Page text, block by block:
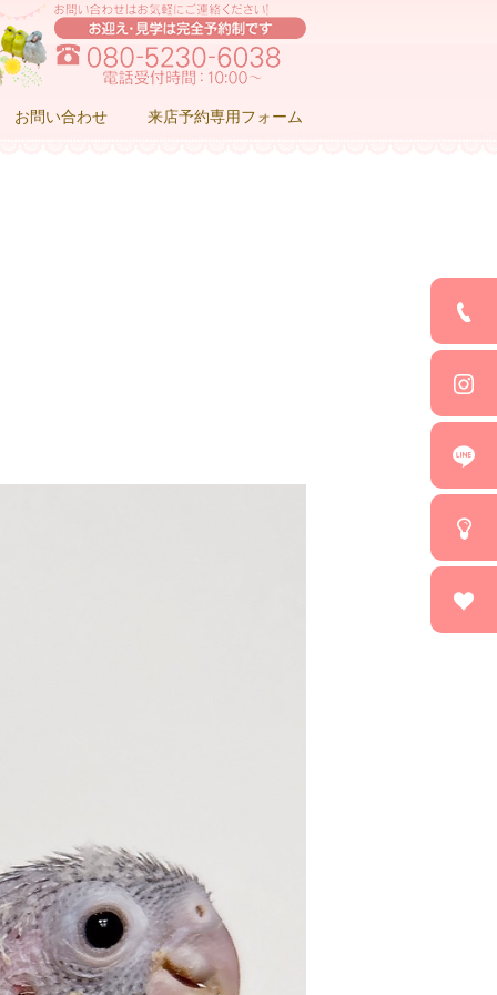
お問い合わせ 来店予約専用フォーム